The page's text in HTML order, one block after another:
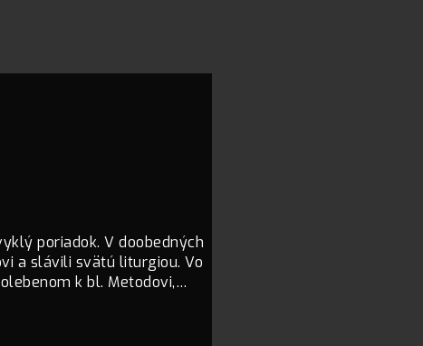
poriadok. V doobedných
a slávili svätú liturgiou. Vo
k bl. Metodovi,…